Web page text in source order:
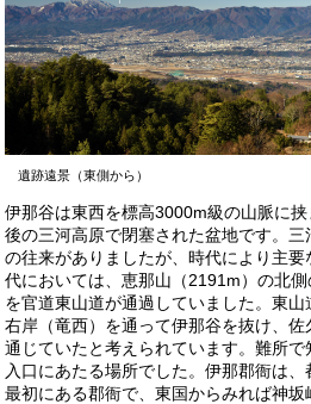
遺跡遠景（東側から）
伊那谷は東西を標高3000m級の山脈に
後の三河高原で閉塞された盆地です。
の往来がありましたが、時代により主
代においては、恵那山（2191m）の北側
を官道東山道が通過していました。東山
右岸（竜西）を通って伊那谷を抜け、
通じていたと考えられています。難所
入口にあたる場所でした。伊那郡衙は
最初にある郡衙で、東国からみれば神坂